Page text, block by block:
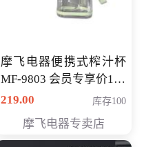
摩飞电器便携式榨汁杯
MF-9803 会员专享价138
元
219.00 库存100
摩飞电器专卖店